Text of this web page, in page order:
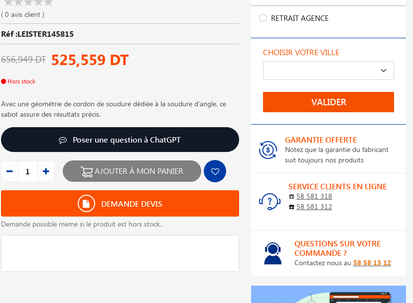
( 0 avis client )
Réf :LEISTER145815
656,949 DT 525,559 DT
Hors stock
Avec une géométrie de cordon de soudure dédiée à la soudure d′angle, ce
sabot assure des résultats précis.
Poser une question à ChatGPT
AJOUTER À MON PANIER
DEMANDE DEVIS
Demande possible meme si le produit est hors stock.
RETRAIT AGENCE
CHOISIR VOTRE VILLE
VALIDER
GARANTIE OFFERTE
Notez que la garantie du fabricant
suit toujours nos produits
SERVICE CLIENTS EN LIGNE
☎️ 58 581 318
☎️ 58 581 312
QUESTIONS SUR VOTRE
COMMANDE ?
Contactez nous au 58 58 13 12